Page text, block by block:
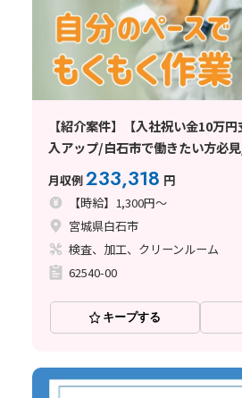
【紹介案件】【入社祝い金10万
入アップ/白石市で働きたい方必
カー通勤OK/重量物一切なし
月収例233,318 円
【時給】1,300円～
宮城県白石市
検査、加工、クリーンルーム
62540-00
キープする